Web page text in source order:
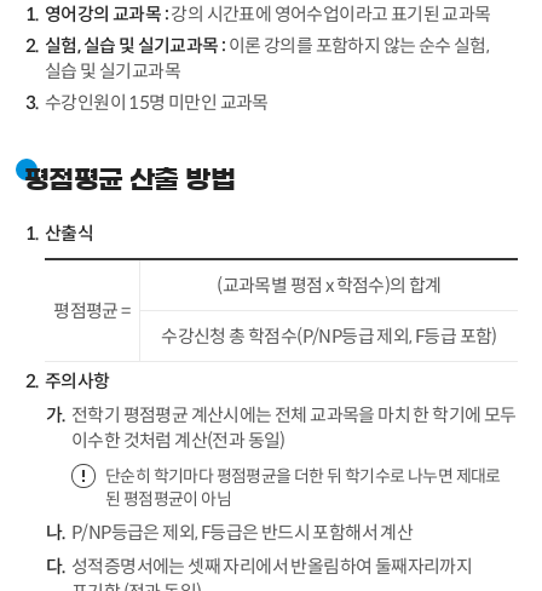
영어강의 교과목 :강의 시간표에 영어수업이라고 표기된 교과목
실험, 실습 및 실기교과목 : 이론 강의를 포함하지 않는 순수 실험,
실습 및 실기교과목
수강인원이 15명 미만인 교과목
평점평균 산출 방법
산출식
평점평균 =
(교과목별 평점 x 학점수)의 합계
수강신청 총 학점수(P/NP등급 제외, F등급 포함)
주의사항
전학기 평점평균 계산시에는 전체 교과목을 마치 한 학기에 모두
이수한 것처럼 계산(전과 동일)
단순히 학기마다 평점평균을 더한 뒤 학기수로 나누면 제대로
된 평점평균이 아님
P/NP등급은 제외, F등급은 반드시 포함해서 계산
성적증명서에는 셋째 자리에서 반올림하여 둘째자리까지